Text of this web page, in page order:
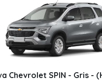
Chevrolet SPIN - Gris -